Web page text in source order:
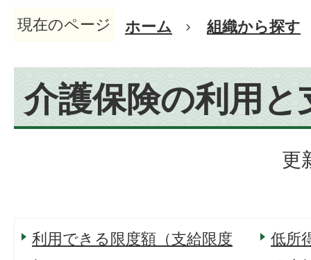
現在のページ ホーム 組織から探す
介護保険の利用と
更
利用できる限度額（支給限度
低所